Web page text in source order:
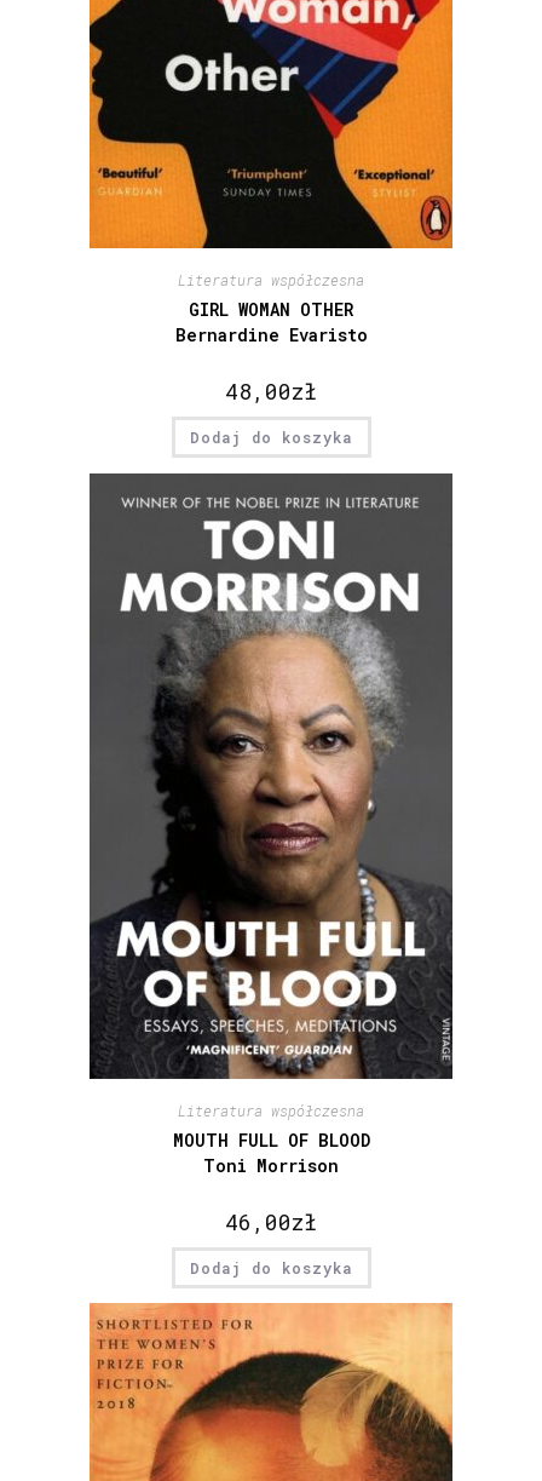
Literatura współczesna
GIRL WOMAN OTHER
Bernardine Evaristo
48,00zł
Dodaj do koszyka
Literatura współczesna
MOUTH FULL OF BLOOD
Toni Morrison
46,00zł
Dodaj do koszyka